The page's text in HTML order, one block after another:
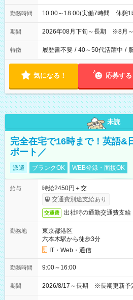
勤務時間 10:00～18:00(実働7時間 休憩1
期間 2026年08月下旬～長期 ※8月～
特徴 履歴書不要 / 40～50代活躍中 /
気になる！ 応募する
未読
完全在宅で16時まで！英語&
ポート／
派遣 ブランクOK WEB登録・面接OK
給与
時給2450円＋交
交通費別途支給あり
交通費 出社時の通勤交通費支給
勤務地
東京都港区
六本木駅から徒歩3分
IT・Web・通信
勤務時間 9:00～16:00
期間 2026/8/17～長期 ※長期更新